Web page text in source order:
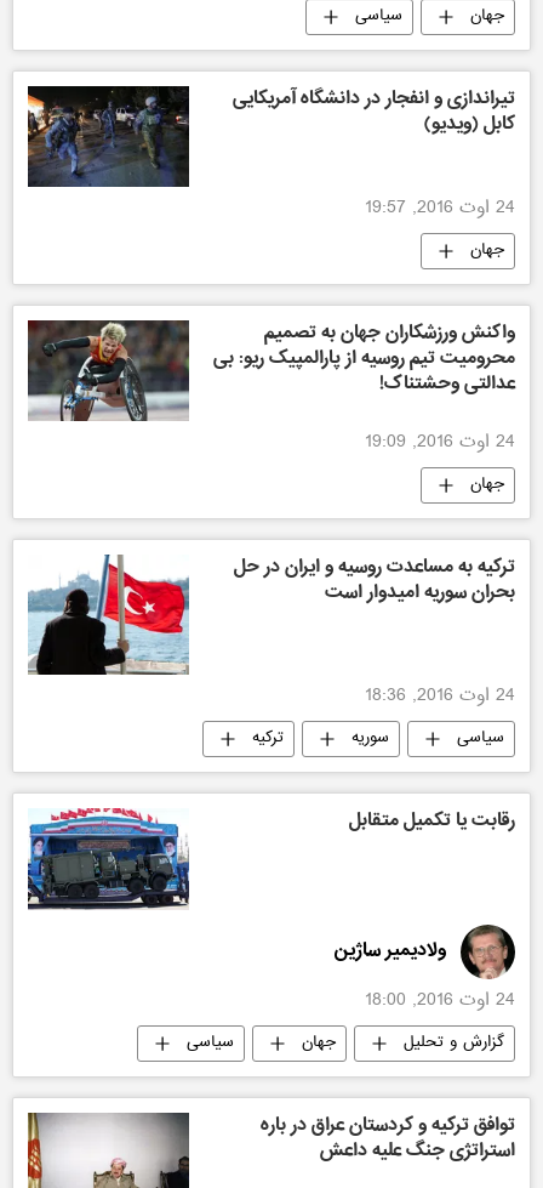
جهان سیاسی
تیراندازی و انفجار در دانشگاه آمریکایی
کابل (ویدیو)
24 اوت 2016, 19:57
جهان
واکنش ورزشکاران جهان به تصمیم
محرومیت تیم روسیه از پارالمپیک ریو: بی
عدالتی وحشتناک!
24 اوت 2016, 19:09
جهان
ترکیه به مساعدت روسیه و ایران در حل
بحران سوریه امیدوار است
24 اوت 2016, 18:36
سیاسی سوریه ترکیه
رقابت یا تکمیل متقابل
ولادیمیر ساژین
24 اوت 2016, 18:00
گزارش و تحلیل جهان
سیاسی
ایران
ایران تکنولوژی نظامی
توافق ترکیه و کردستان عراق در باره
استراتژی جنگ علیه داعش